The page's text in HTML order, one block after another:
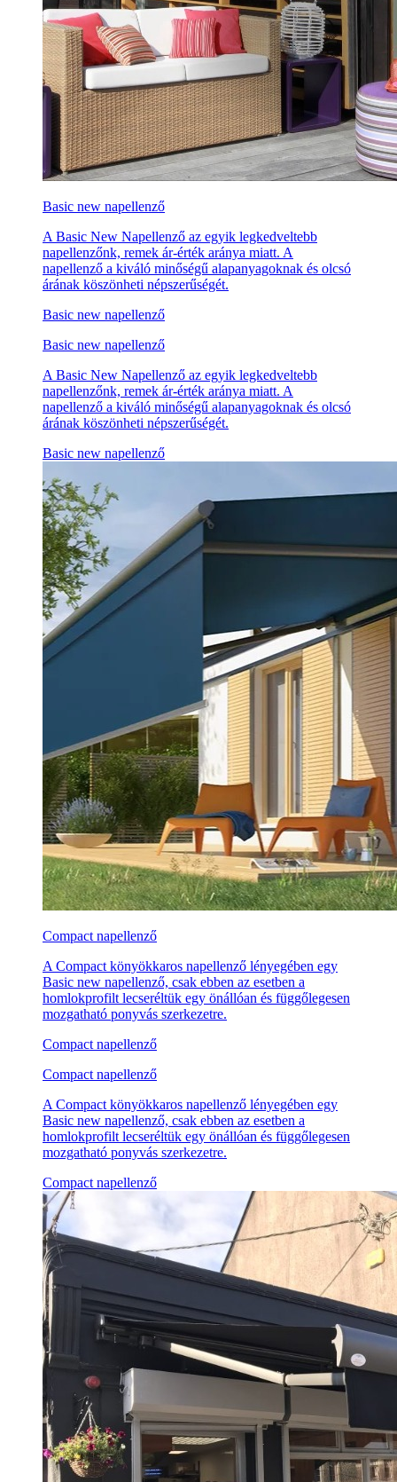
Basic new napellenző
A Basic New Napellenző az egyik legkedveltebb
napellenzőnk, remek ár-érték aránya miatt. A
napellenző a kiváló minőségű alapanyagoknak és olcsó
árának köszönheti népszerűségét.
Basic new napellenző
Basic new napellenző
A Basic New Napellenző az egyik legkedveltebb
napellenzőnk, remek ár-érték aránya miatt. A
napellenző a kiváló minőségű alapanyagoknak és olcsó
árának köszönheti népszerűségét.
Basic new napellenző
Compact napellenző
A Compact könyökkaros napellenző lényegében egy
Basic new napellenző, csak ebben az esetben a
homlokprofilt lecseréltük egy önállóan és függőlegesen
mozgatható ponyvás szerkezetre.
Compact napellenző
Compact napellenző
A Compact könyökkaros napellenző lényegében egy
Basic new napellenző, csak ebben az esetben a
homlokprofilt lecseréltük egy önállóan és függőlegesen
mozgatható ponyvás szerkezetre.
Compact napellenző